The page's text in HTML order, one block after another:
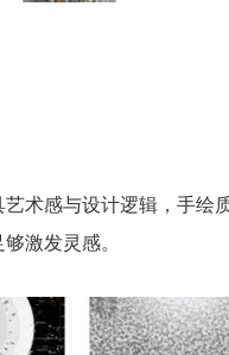
术感与设计逻辑，手绘
激发灵感。